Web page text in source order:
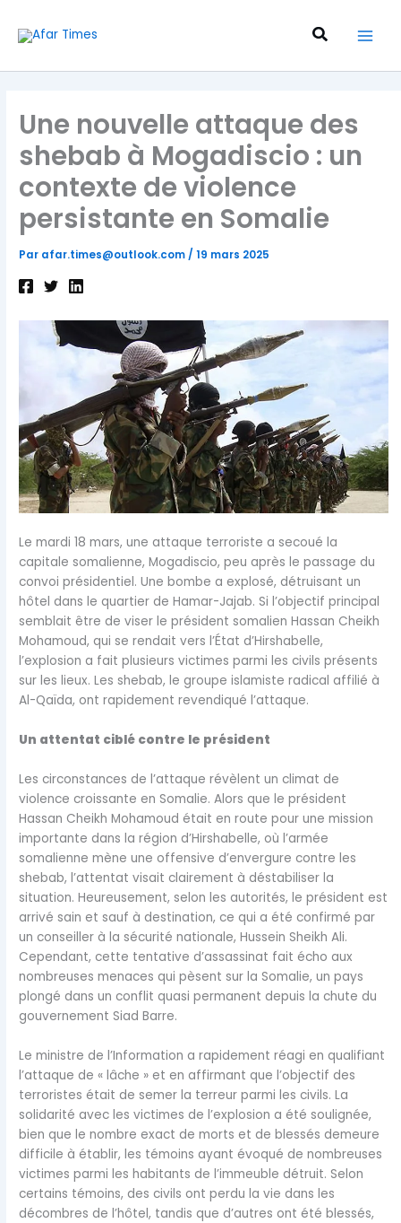
contenu
Une nouvelle attaque des
shebab à Mogadiscio : un
contexte de violence
persistante en Somalie
Par afar.times@outlook.com /19 mars 2025
Le mardi 18 mars, une attaque terroriste a secoué la
capitale somalienne, Mogadiscio, peu après le passage du
convoi présidentiel. Une bombe a explosé, détruisant un
hôtel dans le quartier de Hamar-Jajab. Si l’objectif principal
semblait être de viser le président somalien Hassan Cheikh
Mohamoud, qui se rendait vers l’État d’Hirshabelle,
l’explosion a fait plusieurs victimes parmi les civils présents
sur les lieux. Les shebab, le groupe islamiste radical affilié à
Al-Qaïda, ont rapidement revendiqué l’attaque.
Un attentat ciblé contre le président
Les circonstances de l’attaque révèlent un climat de
violence croissante en Somalie. Alors que le président
Hassan Cheikh Mohamoud était en route pour une mission
importante dans la région d’Hirshabelle, où l’armée
somalienne mène une offensive d’envergure contre les
shebab, l’attentat visait clairement à déstabiliser la
situation. Heureusement, selon les autorités, le président est
arrivé sain et sauf à destination, ce qui a été confirmé par
un conseiller à la sécurité nationale, Hussein Sheikh Ali.
Cependant, cette tentative d’assassinat fait écho aux
nombreuses menaces qui pèsent sur la Somalie, un pays
plongé dans un conflit quasi permanent depuis la chute du
gouvernement Siad Barre.
Le ministre de l’Information a rapidement réagi en qualifiant
l’attaque de « lâche » et en affirmant que l’objectif des
terroristes était de semer la terreur parmi les civils. La
solidarité avec les victimes de l’explosion a été soulignée,
bien que le nombre exact de morts et de blessés demeure
difficile à établir, les témoins ayant évoqué de nombreuses
victimes parmi les habitants de l’immeuble détruit. Selon
certains témoins, des civils ont perdu la vie dans les
décombres de l’hôtel, tandis que d’autres ont été blessés,